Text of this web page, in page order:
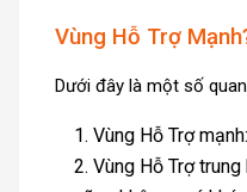
Vùng Hỗ Trợ
Dưới đây là một số
Vùng Hỗ Trợ
Vùng Hỗ Trợ